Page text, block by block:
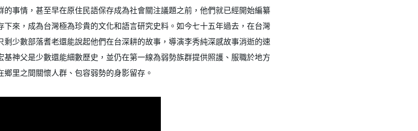
✕
事情，甚至早在原住民語保存成為社會關注議題之前，他們就已經開始編纂
來，成為台灣極為珍貴的文化和語言研究史料。如今七十五年過去，在台灣
少數部落耆老還能說起他們在台深耕的故事，導演李秀純深感故事消逝的速
神父是少數還能細數歷史，並仍在第一線為弱勢族群提供照護、服職於地方
里之間關懷人群、包容弱勢的身影留存。